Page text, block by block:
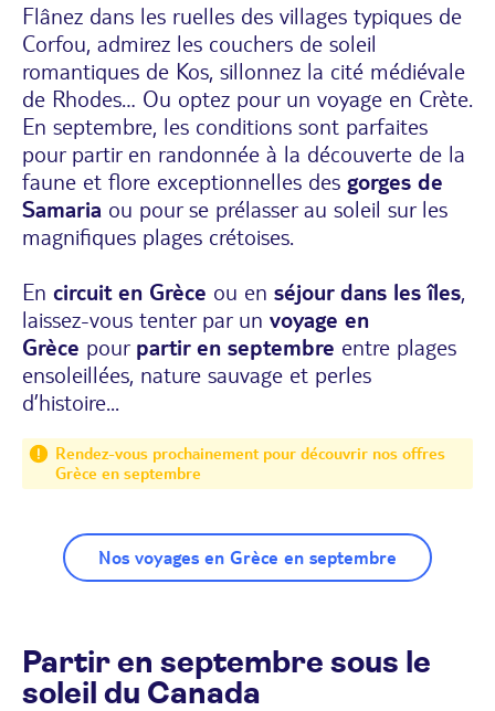
Flânez dans les ruelles des villages typiques de
Corfou, admirez les couchers de soleil
romantiques de Kos, sillonnez la cité médiévale
de Rhodes… Ou optez pour un voyage en Crète.
En septembre, les conditions sont parfaites
pour partir en randonnée à la découverte de la
faune et flore exceptionnelles des gorges de
Samaria ou pour se prélasser au soleil sur les
magnifiques plages crétoises.
En circuit en Grèce ou en séjour dans les îles,
laissez-vous tenter par un voyage en
Grèce pour partir en septembre entre plages
ensoleillées, nature sauvage et perles
d’histoire...
Rendez-vous prochainement pour découvrir nos offres
Grèce en septembre
Nos voyages en Grèce en septembre
Partir en septembre sous le
soleil du Canada